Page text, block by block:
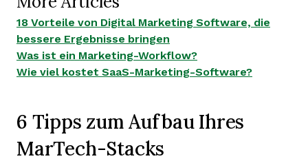
18 Vorteile von Digital Marketing Software, die
bessere Ergebnisse bringen
Was ist ein Marketing-Workflow?
Wie viel kostet SaaS-Marketing-Software?
6 Tipps zum Aufbau Ihres
MarTech-Stacks